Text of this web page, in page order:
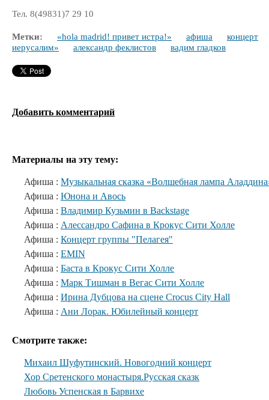
Тел. 8(49831)7 29 10
Метки: «hola madrid! привет истра!» афиша
концерт
иерусалим»
александр феклистов вадим гладков
Добавить комментарий
Материалы на эту тему:
Афиша : Музыкальная сказка «Волшебная лампа
Афиша : Юнона и Авось
Афиша : Владимир Кузьмин в Backstage
Афиша : Алессандро Сафина в Крокус Сити Холле
Афиша : Концерт группы "Пелагея"
Афиша : EMIN
Афиша : Баста в Крокус Сити Холле
Афиша : Марк Тишман в Вегас Сити Холле
Афиша : Ирина Дубцова на сцене Crocus City Hall
Афиша : Ани Лорак. Юбилейный концерт
Смотрите также:
Михаил Шуфутинский. Новогодний концерт
Хор Сретенского монастыря.Русская сказк
Любовь Успенская в Барвихе